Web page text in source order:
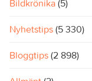
Bildkrönika (5)
Nyhetstips (5 330)
Bloggtips (2 898)